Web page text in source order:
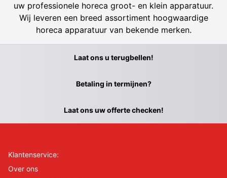
uw professionele horeca groot- en klein apparatuur.
Wij leveren een breed assortiment hoogwaardige
horeca apparatuur van bekende merken.
Laat ons u terugbellen!
Betaling in termijnen?
Laat ons uw offerte checken!
Klantenservice:
Over ons